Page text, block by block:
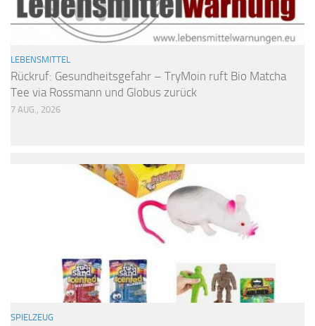
LEBENSMITTEL
Rückruf: Gesundheitsgefahr – TryMoin ruft Bio Matcha
Tee via Rossmann und Globus zurück
7 AUG., 2026
SPIELZEUG